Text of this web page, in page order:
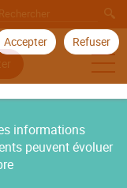
Accepter Refuser
informations
peuvent évoluer